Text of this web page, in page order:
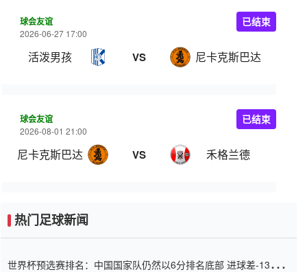
球会友谊
2026-06-27 17:00
活泼男孩 VS 尼卡克斯巴达
已结束
球会友谊
2026-08-01 21:00
尼卡克斯巴达 VS 禾格兰德
已结束
热门足球新闻
世界杯预选赛排名：中国国家队仍然以6分排名底部 进球差-13令人